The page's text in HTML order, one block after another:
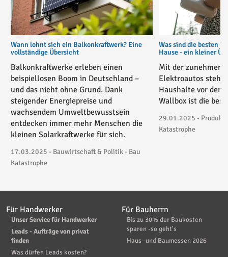
Wann lohnt sich ein Balkonkraftwerk? Eine
vollständige Übersicht
Balkonkraftwerke erleben einen
beispiellosen Boom in Deutschland –
und das nicht ohne Grund. Dank
steigender Energiepreise und
wachsendem Umweltbewusstsein
entdecken immer mehr Menschen die
kleinen Solarkraftwerke für sich.
17.03.2025 - Bauwirtschaft & Politik - Bau
Katastrophe
Was sind die besten
Hause - ein kleiner
Mit der
Elektroautos
Haushalte vor der
Wallbox ist die
29.01.2025 -
Katastrophe
Für Handwerker
Unser Service für Handwerker
Leads - Aufträge von privat
finden
Was dürfen Leads kosten?
Für Bauherrn
Bis zu 30% der Baukosten
sparen -so geht's
Haus- und Baumessen 2026